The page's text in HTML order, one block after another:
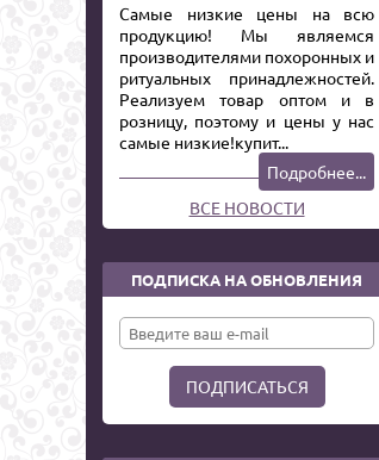
Самые низкие цены на всю
продукцию! Мы являемся
производителями похоронных и
ритуальных принадлежностей.
Реализуем товар оптом и в
розницу, поэтому и цены у нас
самые низкие!купит...
Подробнее...
ВСЕ НОВОСТИ
ПОДПИСКА НА ОБНОВЛЕНИЯ
ПОДПИСАТЬСЯ